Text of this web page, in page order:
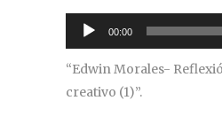
Reproductor
de
audio
00:00
“Edwin Morales-
creativo (1)”.